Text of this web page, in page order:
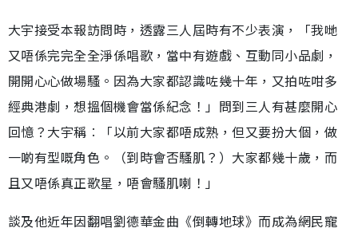
大宇接受本報訪問時，透露三人屆時有不少表演，「我哋
又唔係完完全全淨係唱歌，當中有遊戲、互動同小品劇，
開開心心做場騷。因為大家都認識咗幾十年，又拍咗咁多
經典港劇，想搵個機會當係紀念！」問到三人有甚麼開心
回憶？大宇稱︰「以前大家都唔成熟，但又要扮大個，做
一啲有型嘅角色。（到時會否騷肌？）大家都幾十歲，而
且又唔係真正歌星，唔會騷肌喇！」
談及他近年因翻唱劉德華金曲《倒轉地球》而成為網民寵